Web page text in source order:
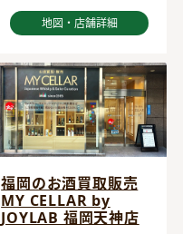
地図・店舗詳細
福岡のお酒買取販売
MY CELLAR by
JOYLAB 福岡天神店